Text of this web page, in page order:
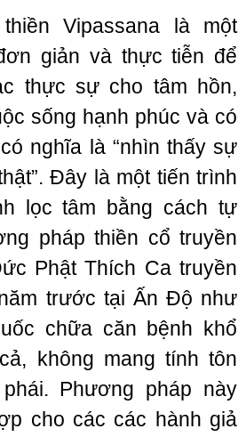
Vipassana là một
giản và thực tiễn để
thực sự cho tâm hồn,
sống hạnh phúc và có
nghĩa là “nhìn thấy sự
Đây là một tiến trình
lọc tâm bằng cách tự
pháp thiền cổ truyền
Phật Thích Ca truyền
trước tại Ấn Độ như
chữa căn bệnh khổ
không mang tính tôn
Phương pháp này
cho các các hành giả